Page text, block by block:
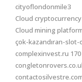
cityoflondonmile3
Cloud
Cloud mining
çok-kazandıran-slot-
complexinvest.ru 170